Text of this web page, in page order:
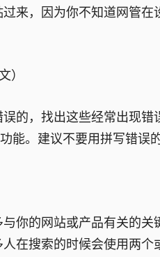
来，因为你不知道网管
）
，找出这些经常出现错
能。建议不要用拼写错误
的网站或产品有关的关
在搜索的时候会使用两